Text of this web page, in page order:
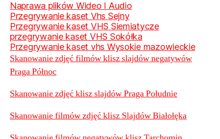
Naprawa plików Wideo I Audio
Przegrywanie kaset Vhs Sejny
Przegrywanie kaset VHS Siemiatycze
przegrywanie kaset VHS Sokółka
Przegrywanie kaset vhs Wysokie mazowieckie
Skanowanie zdjęć filmów klisz slajdów negatywów
Praga Północ
Skanowanie zdjęć klisz slajdów Praga Południe
Skanowanie filmów zdjęć klisz Slajdów Białołęka